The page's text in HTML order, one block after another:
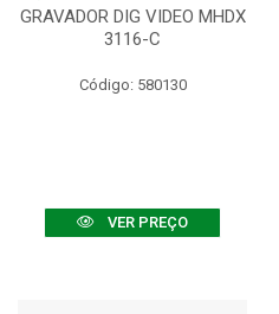
GRAVADOR DIG VIDEO MHDX
3116-C
Código: 580130
VER PREÇO